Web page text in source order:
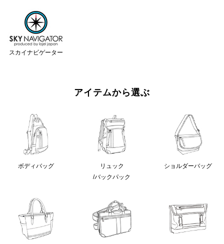
スカイナビゲーター
アイテムから選ぶ
ボディバッグ
リュック
/バックパック
ショルダーバッグ